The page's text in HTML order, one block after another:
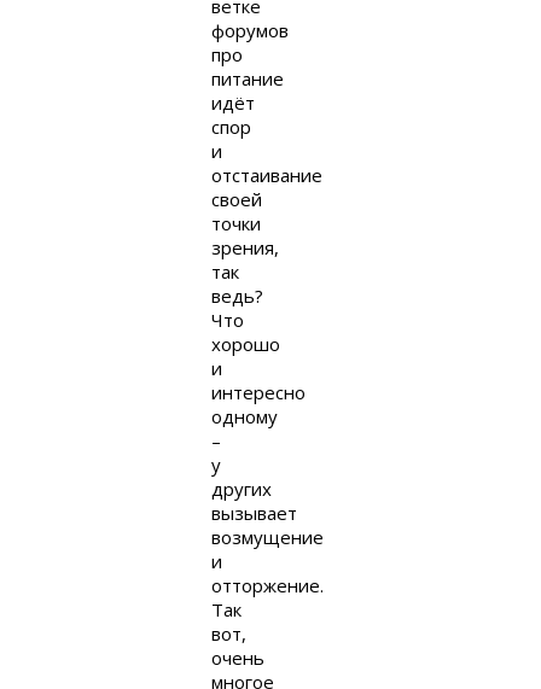
ветке
форумов
про
питание
идёт
спор
и
отстаивание
своей
точки
зрения,
так
ведь?
Что
хорошо
и
интересно
одному
–
у
других
вызывает
возмущение
и
отторжение.
Так
вот,
очень
многое